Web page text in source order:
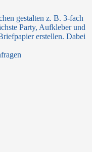
gestalten z. B. 3-fach
Party, Aufkleber und
erstellen. Dabei